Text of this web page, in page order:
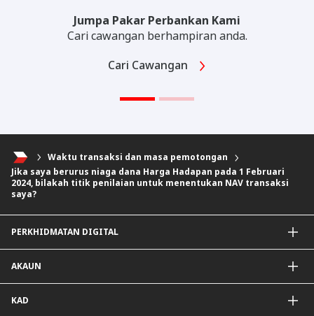
Jumpa Pakar Perbankan Kami
Cari cawangan berhampiran anda.
Cari Cawangan
Waktu transaksi dan masa pemotongan
Jika saya berurus niaga dana Harga Hadapan pada 1 Februari
2024, bilakah titik penilaian untuk menentukan NAV transaksi
saya?
PERKHIDMATAN DIGITAL
CIMB Clicks
DuitNow QR
Diperibadikan Untuk Anda
AKAUN
Akaun Semasa
KAD